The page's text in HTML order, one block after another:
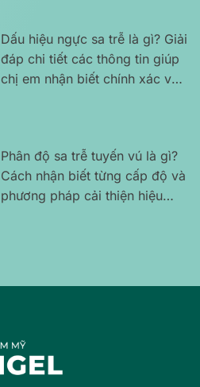
Dấu hiệu ngực sa trễ là gì? Giải
đáp chi tiết các thông tin giúp
chị em nhận biết chính xác và
Phân độ sa trễ tuyến vú là gì?
Cách nhận biết từng cấp độ và
phương pháp cải thiện hiệu